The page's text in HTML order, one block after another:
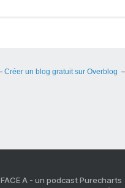
Créer un blog gratuit sur Overblog
FACE A - un podcast Purecharts